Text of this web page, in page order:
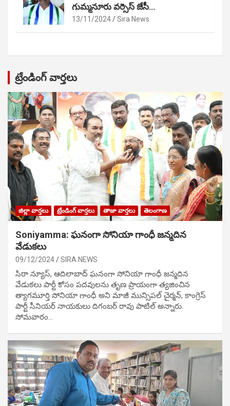
గుమ్మనూరు వర్సెస్ జేసీ…
13/11/2024 Sira News
ట్రేండింగ్ వార్తలు
జిల్లా వార్తలు ట్రేండింగ్ వార్తలు తాజా వార్తలు తెలంగాణ
Soniyamma: ఘ‌నంగా సోనియా గాంధీ జ‌న్మ‌దిన
వేడుక‌లు
09/12/2024 SIRA NEWS
సిరా న్యూస్, ఆదిలాబాద్ ఘ‌నంగా సోనియా గాంధీ జ‌న్మ‌దిన
వేడుక‌లు పార్టీ కోసం ప‌ద‌వుల‌ను తృణ ప్రాయంగా త్య‌జించిన
త్యాగమూర్తి సోనియా గాంధీ అని మాజీ మున్సిప‌ల్ చైర్మ‌న్, కాంగ్రెస్
పార్టీ సీనియ‌ర్ నాయ‌కులు దిగంబ‌ర్ రావు పాటిల్ అన్నారు.
సోమవారం…